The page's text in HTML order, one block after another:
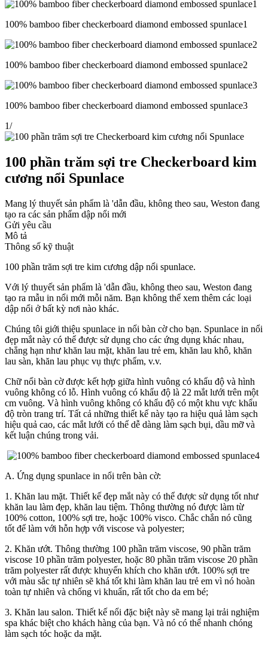
100% bamboo fiber checkerboard diamond embossed spunlace1
100% bamboo fiber checkerboard diamond embossed spunlace2
100% bamboo fiber checkerboard diamond embossed spunlace3
1/
100 phần trăm sợi tre Checkerboard kim
cương nổi Spunlace
Mang lý thuyết sản phẩm là 'dẫn đầu, không theo sau, Weston đang
tạo ra các sản phẩm dập nổi mới
Gửi yêu cầu
Mô tả
Thông số kỹ thuật
100 phần trăm sợi tre kim cương dập nổi spunlace.
Với lý thuyết sản phẩm là 'dẫn đầu, không theo sau, Weston đang
tạo ra mẫu in nổi mới mỗi năm. Bạn không thể xem thêm các loại
dập nổi ở bất kỳ nơi nào khác.
Chúng tôi giới thiệu spunlace in nổi bàn cờ cho bạn. Spunlace in nổi
đẹp mắt này có thể được sử dụng cho các ứng dụng khác nhau,
chẳng hạn như khăn lau mặt, khăn lau trẻ em, khăn lau khô, khăn
lau sàn, khăn lau phục vụ thực phẩm, v.v.
Chữ nổi bàn cờ được kết hợp giữa hình vuông có khẩu độ và hình
vuông không có lỗ. Hình vuông có khẩu độ là 22 mắt lưới trên một
cm vuông. Và hình vuông không có khẩu độ có một khu vực khẩu
độ tròn trang trí. Tất cả những thiết kế này tạo ra hiệu quả làm sạch
hiệu quả cao, các mắt lưới có thể dễ dàng làm sạch bụi, dầu mỡ và
kết luận chúng trong vải.
A. Ứng dụng spunlace in nổi trên bàn cờ:
1. Khăn lau mặt. Thiết kế đẹp mắt này có thể được sử dụng tốt như
khăn lau làm đẹp, khăn lau tiệm. Thông thường nó được làm từ
100% cotton, 100% sợi tre, hoặc 100% visco. Chắc chắn nó cũng
tốt để làm với hỗn hợp với viscose và polyester;
2. Khăn ướt. Thông thường 100 phần trăm viscose, 90 phần trăm
viscose 10 phần trăm polyester, hoặc 80 phần trăm viscose 20 phần
trăm polyester rất được khuyến khích cho khăn ướt. 100% sợi tre
với màu sắc tự nhiên sẽ khá tốt khi làm khăn lau trẻ em vì nó hoàn
toàn tự nhiên và chống vi khuẩn, rất tốt cho da em bé;
3. Khăn lau salon. Thiết kế nổi đặc biệt này sẽ mang lại trải nghiệm
spa khác biệt cho khách hàng của bạn. Và nó có thể nhanh chóng
làm sạch tóc hoặc da mặt.